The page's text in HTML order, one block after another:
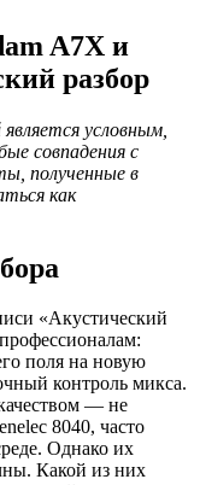
A7X и
разбор
условным,
совпадения с
полученные в
как
«Акустический
поля на новую
контроль микса.
— не
8040, часто
Однако их
Какой из них